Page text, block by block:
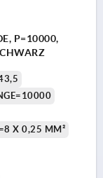
P=10000,
X 0,25 MM²